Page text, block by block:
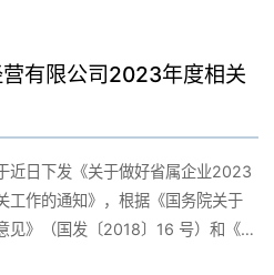
有限公司2023年度相关
近日下发《关于做好省属企业2023
工作的通知》，根据《国务院关于
见》（国发〔2018〕16 号）和《浙